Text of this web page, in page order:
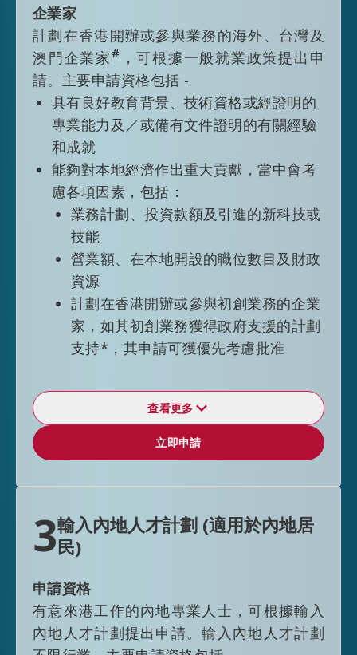
學世界大學學術排名這四個指定的世界大學
排行榜，在過去五年所列的百強大學／院
校；(ii) 過去五年在QS世界大學排名「酒店及
休閒管理」範疇位列前五名專門提供酒店課
程的大學／院校；(iii) 過去五年在上海交通大
學中國大學排名位列前二十名的內地大學而
制定；及(iv) 過去五年在QS世界大學排名
「藝術與設計」範疇位列前五名的專科學院
而制定。為免生疑問，從合資格大學設立的
持續和專業教育學院、分校、延伸學院或附
屬學院等所獲取的學歷，將不予接受。
本計劃不適用於阿富汗、古巴及朝鮮的國
企業家
計劃在香港開辦或參與業務的海外、台灣及
澳門企業家 #
，可根據一般就業政策提出申
請。主要申請資格包括 -
具有良好教育背景、技術資格或經證明的
專業能力及／或備有文件證明的有關經驗
和成就
能夠對本地經濟作出重大貢獻，當中會考
慮各項因素，包括：
業務計劃、投資款額及引進的新科技或
技能
營業額、在本地開設的職位數目及財政
資源
計劃在香港開辦或參與初創業務的企業
家，如其初創業務獲得政府支援的計劃
支持*，其申請可獲優先考慮批准
逗留期限
專業人士
傭身份逗留36個月或根據其僱傭合約的有
效期限而定（以較短者為準）。申請延長
符合一般就業政策所訂的申請資格的情況
下才會獲得考慮；成功申請者仍會以僱傭
身份留港，而其延長逗留期限通常會以
查看更多
立即申請
立即申請
3輸入內地人才計劃 (適用於內地居
民)
申請資格
有意來港工作的內地專業人士，可根據輸入
內地人才計劃提出申請。輸入內地人才計劃